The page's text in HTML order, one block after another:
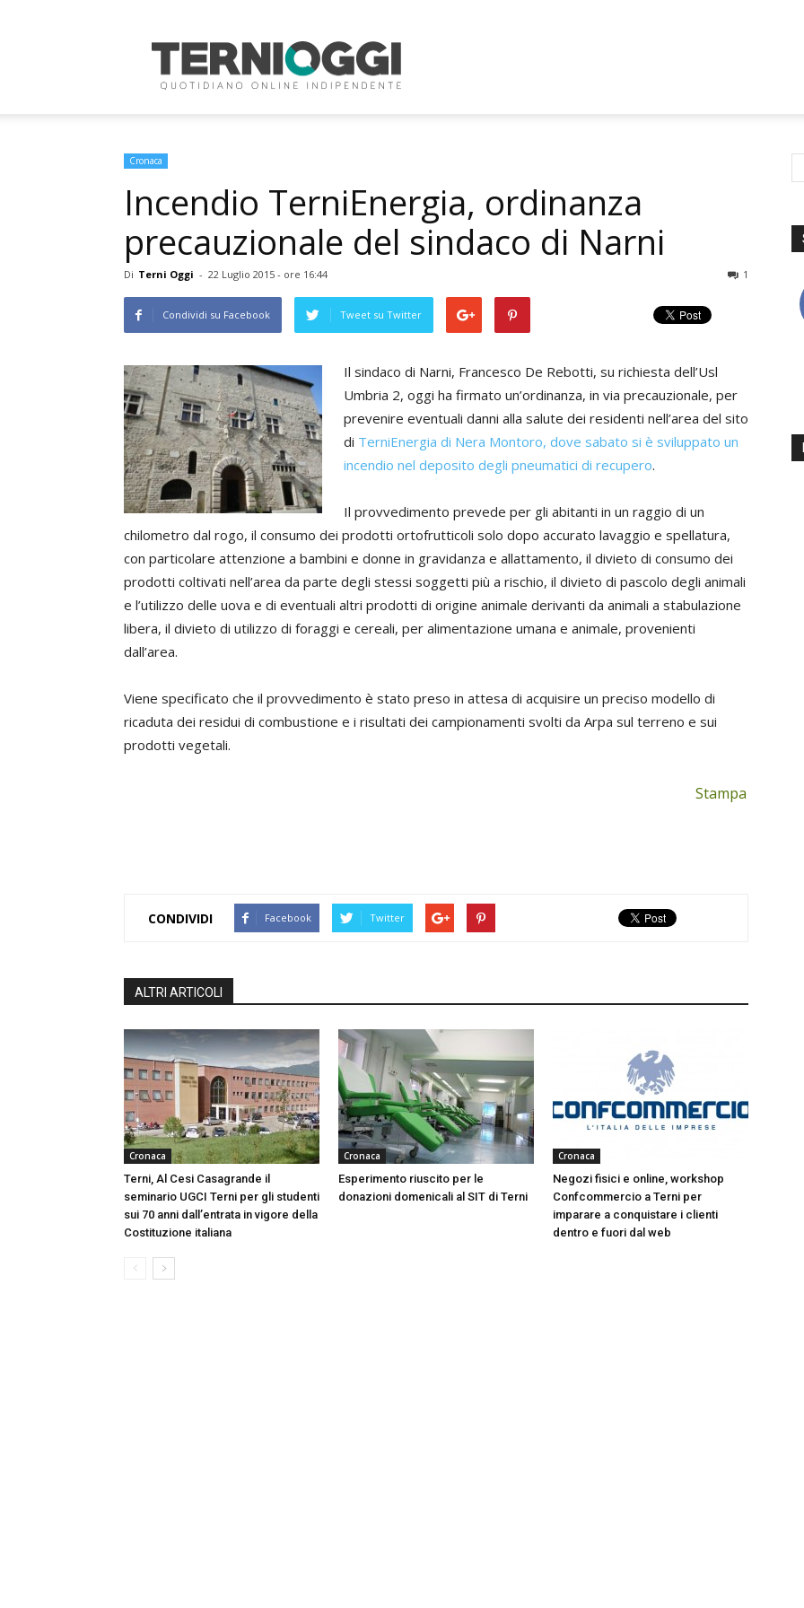
Oggi
Cronaca
Incendio TerniEnergia, ordinanza
precauzionale del sindaco di Narni
Di Terni Oggi - 22 Luglio 2015 - ore 16:44 1
Condividi su Facebook Tweet su Twitter
Il sindaco di Narni, Francesco De Rebotti, su richiesta dell’Usl
Umbria 2, oggi ha firmato un’ordinanza, in via precauzionale, per
prevenire eventuali danni alla salute dei residenti nell’area del sito
di TerniEnergia di Nera Montoro, dove sabato si è sviluppato un
incendio nel deposito degli pneumatici di recupero.
Il provvedimento prevede per gli abitanti in un raggio di un
chilometro dal rogo, il consumo dei prodotti ortofrutticoli solo dopo accurato lavaggio e spellatura,
con particolare attenzione a bambini e donne in gravidanza e allattamento, il divieto di consumo dei
prodotti coltivati nell’area da parte degli stessi soggetti più a rischio, il divieto di pascolo degli animali
e l’utilizzo delle uova e di eventuali altri prodotti di origine animale derivanti da animali a stabulazione
libera, il divieto di utilizzo di foraggi e cereali, per alimentazione umana e animale, provenienti
dall’area.
Viene specificato che il provvedimento è stato preso in attesa di acquisire un preciso modello di
ricaduta dei residui di combustione e i risultati dei campionamenti svolti da Arpa sul terreno e sui
prodotti vegetali.
Stampa
CONDIVIDI Facebook Twitter
ALTRI ARTICOLI
Cronaca
Terni, Al Cesi Casagrande il
seminario UGCI Terni per gli studenti
sui 70 anni dall’entrata in vigore della
Costituzione italiana
Cronaca
Esperimento riuscito per le
donazioni domenicali al SIT di Terni
Cronaca
Negozi fisici e online, workshop
Confcommercio a Terni per
imparare a conquistare i clienti
dentro e fuori dal web